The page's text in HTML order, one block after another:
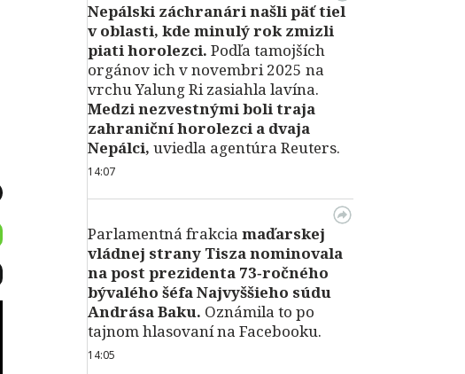
Nepálski záchranári našli päť tiel
v oblasti, kde minulý rok zmizli
piati horolezci. Podľa tamojších
orgánov ich v novembri 2025 na
vrchu Yalung Ri zasiahla lavína.
Medzi nezvestnými boli traja
zahraniční horolezci a dvaja
Nepálci, uviedla agentúra Reuters.
14:07
Parlamentná frakcia maďarskej
vládnej strany Tisza nominovala
na post prezidenta 73‑ročného
bývalého šéfa Najvyššieho súdu
Andrása Baku. Oznámila to po
tajnom hlasovaní na Facebooku.
14:05